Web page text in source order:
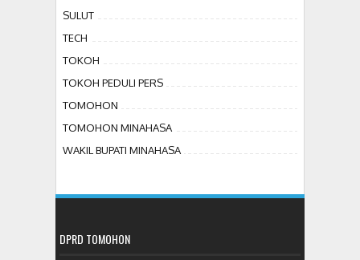
SULUT
TECH
TOKOH
TOKOH PEDULI PERS
TOMOHON
TOMOHON MINAHASA
WAKIL BUPATI MINAHASA
DPRD TOMOHON